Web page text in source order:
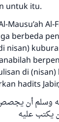
untuk itu.
Mausu’ah Al-
berbeda
nisan)
di (nisan)
hadits
وسلم أن يجصص
يكتب عليه